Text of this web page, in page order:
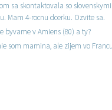
sa skontaktovala so
Mam 4-rocnu dcerku. Ozvite sa.
byvame v Amiens (80) a ty?
som mamina, ale zijem vo